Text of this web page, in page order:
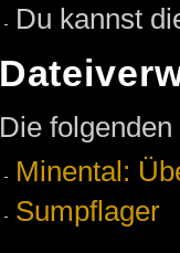
Du kannst
Die
Minental:
Sumpflager